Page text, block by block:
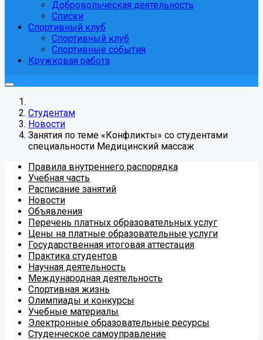
Добровольческая деятельность
Списки
Спортивный клуб
Спортивный клуб
Спортивные события
Кружковая работа
Студентам
Новости
Занятия по теме «Конфликты» со студентами
специальности Медицинский массаж
Правила внутреннего распорядка
Учебная часть
Расписание занятий
Новости
Объявления
Перечень платных образовательных услуг
Цены на платные образовательные услуги
Государственная итоговая аттестация
Практика студентов
Научная деятельность
Международная деятельность
Спортивная жизнь
Олимпиады и конкурсы
Учебные материалы
Электронные образовательные ресурсы
Студенческое самоуправление